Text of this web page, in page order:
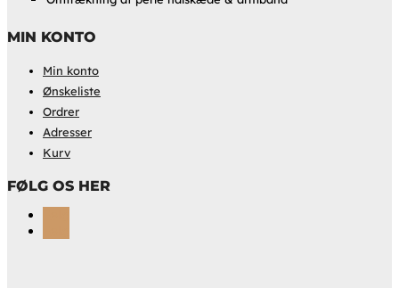
MIN KONTO
Min konto
Ønskeliste
Ordrer
Adresser
Kurv
FØLG OS HER